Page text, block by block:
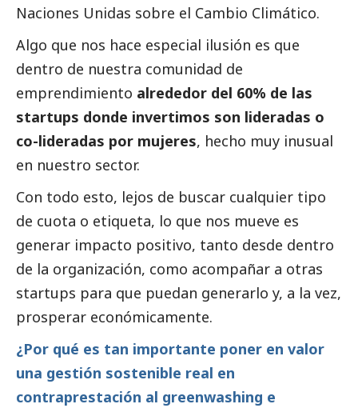
Naciones Unidas sobre el Cambio Climático.
Algo que nos hace especial ilusión es que
dentro de nuestra comunidad de
emprendimiento alrededor del 60% de las
startups donde invertimos son lideradas o
co-lideradas por mujeres, hecho muy inusual
en nuestro sector.
Con todo esto, lejos de buscar cualquier tipo
de cuota o etiqueta, lo que nos mueve es
generar impacto positivo, tanto desde dentro
de la organización, como acompañar a otras
startups para que puedan generarlo y, a la vez,
prosperar económicamente.
¿Por qué es tan importante poner en valor
una gestión sostenible real en
contraprestación al greenwashing e